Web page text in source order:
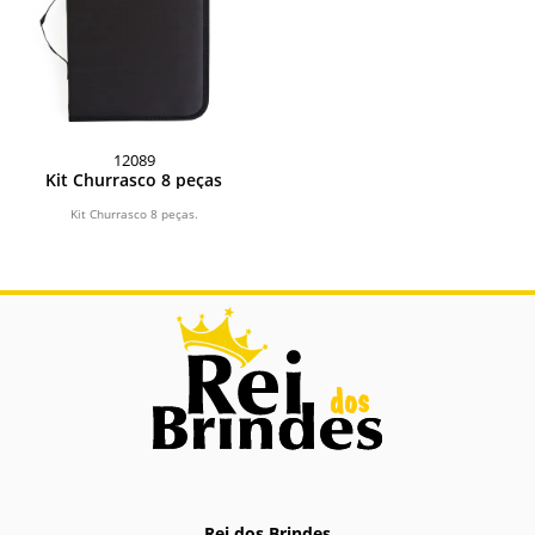
12089
Kit Churrasco 8 peças
Kit Churrasco 8 peças.